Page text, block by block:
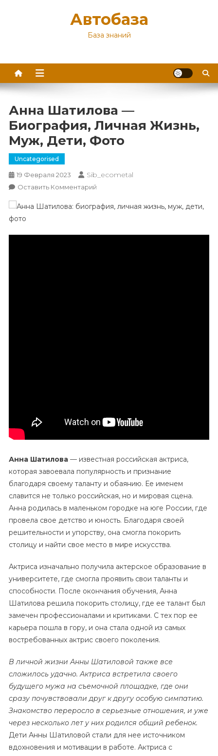
Автобаза
База знаний
Анна Шатилова —
Биография, Личная Жизнь,
Муж, Дети, Фото
Uncategorised
19 Февраля 2023 Sib_ecometal
Оставить КомментарийК
Шатилова
Анна Шатилова— известная российская актриса,
которая завоевала популярность и признание
благодаря своему таланту и обаянию. Ее именем
славится не только российская, но и мировая сцена.
Анна родилась в маленьком городке на юге России, где
провела свое детство и юность. Благодаря своей
решительности и упорству, она смогла покорить
столицу и найти свое место в мире искусства.
Актриса изначально получила актерское образование в
университете, где смогла проявить свои таланты и
способности. После окончания обучения, Анна
Шатилова решила покорить столицу, где ее талант был
замечен профессионалами и критиками. С тех пор ее
карьера пошла в гору, и она стала одной из самых
востребованных актрис своего поколения.
В личной жизни Анны Шатиловой также все
сложилось удачно. Актриса встретила своего
будущего мужа на съемочной площадке, где они
сразу почувствовали друг к другу особую симпатию.
Знакомство переросло в серьезные отношения, и уже
через несколько лет у них родился общий ребенок.
Дети Анны Шатиловой стали для нее источником
вдохновения и мотивации в работе. Актриса с